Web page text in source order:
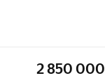
2 850 000